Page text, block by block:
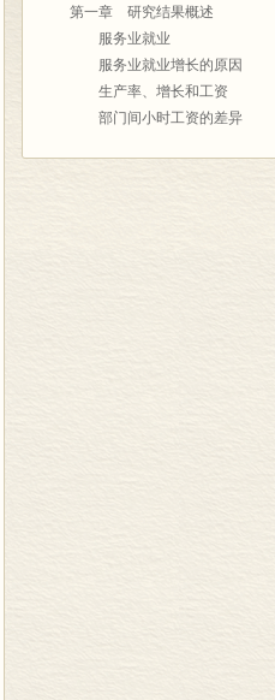
第一章 研究结果概述
服务业就业
服务业就业增长的原因
生产率、增长和工资
部门间小时工资的差异